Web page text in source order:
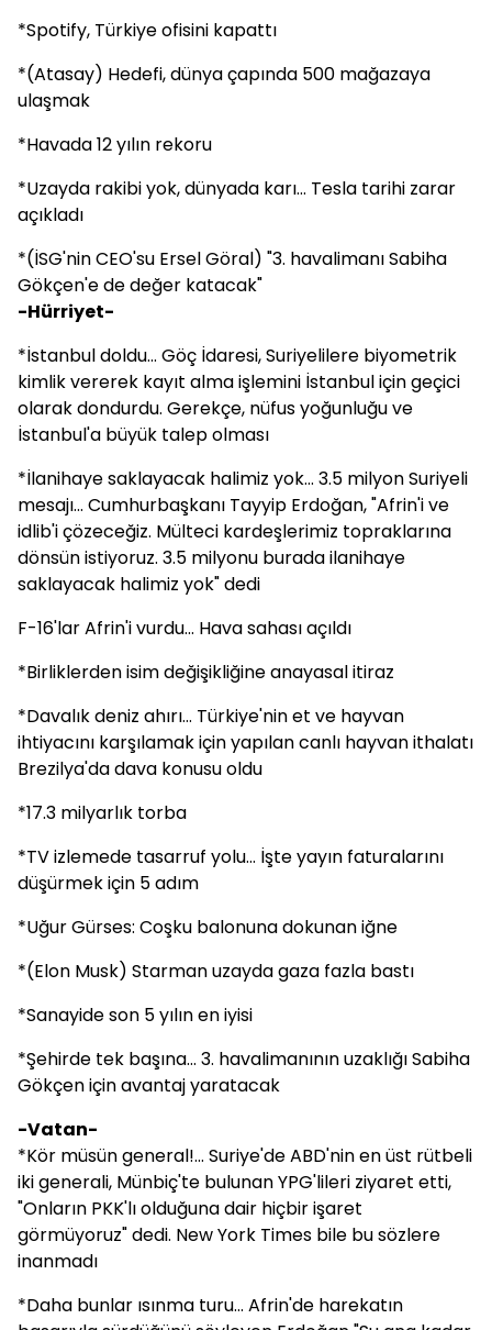
*Spotify, Türkiye ofisini kapattı
*(Atasay) Hedefi, dünya çapında 500 mağazaya
ulaşmak
*Havada 12 yılın rekoru
*Uzayda rakibi yok, dünyada karı... Tesla tarihi zarar
açıkladı
*(İSG'nin CEO'su Ersel Göral) "3. havalimanı Sabiha
Gökçen'e de değer katacak"
-Hürriyet-
*İstanbul doldu... Göç İdaresi, Suriyelilere biyometrik
kimlik vererek kayıt alma işlemini İstanbul için geçici
olarak dondurdu. Gerekçe, nüfus yoğunluğu ve
İstanbul'a büyük talep olması
*İlanihaye saklayacak halimiz yok... 3.5 milyon Suriyeli
mesajı... Cumhurbaşkanı Tayyip Erdoğan, "Afrin'i ve
idlib'i çözeceğiz. Mülteci kardeşlerimiz topraklarına
dönsün istiyoruz. 3.5 milyonu burada ilanihaye
saklayacak halimiz yok" dedi
F-16'lar Afrin'i vurdu... Hava sahası açıldı
*Birliklerden isim değişikliğine anayasal itiraz
*Davalık deniz ahırı... Türkiye'nin et ve hayvan
ihtiyacını karşılamak için yapılan canlı hayvan ithalatı
Brezilya'da dava konusu oldu
*17.3 milyarlık torba
*TV izlemede tasarruf yolu... İşte yayın faturalarını
düşürmek için 5 adım
*Uğur Gürses: Coşku balonuna dokunan iğne
*(Elon Musk) Starman uzayda gaza fazla bastı
*Sanayide son 5 yılın en iyisi
*Şehirde tek başına... 3. havalimanının uzaklığı Sabiha
Gökçen için avantaj yaratacak
-Vatan-
*Kör müsün general!... Suriye'de ABD'nin en üst rütbeli
iki generali, Münbiç'te bulunan YPG'lileri ziyaret etti,
"Onların PKK'lı olduğuna dair hiçbir işaret
görmüyoruz" dedi. New York Times bile bu sözlere
inanmadı
*Daha bunlar ısınma turu... Afrin'de harekatın